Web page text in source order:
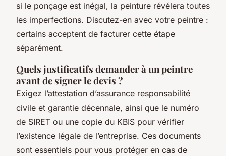
si le ponçage est inégal, la peinture révélera toutes
les imperfections. Discutez-en avec votre peintre :
certains acceptent de facturer cette étape
séparément.
Quels justificatifs demander à un peintre
avant de signer le devis ?
Exigez l’attestation d’assurance responsabilité
civile et garantie décennale, ainsi que le numéro
de SIRET ou une copie du KBIS pour vérifier
l’existence légale de l’entreprise. Ces documents
sont essentiels pour vous protéger en cas de